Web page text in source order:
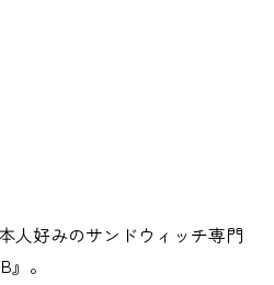
人好みのサンドウィッチ専門
。